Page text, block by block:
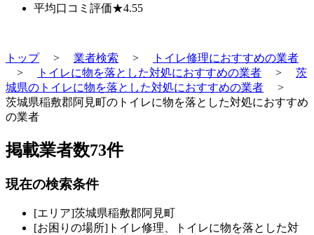
平均口コミ評価★4.55
トップ> 業者検索 >
トイレ修理におすすめの業者
>
トイレに物を落とした対処におすすめの業者 > 茨
城県のトイレに物を落とした対処におすすめの業者 >
茨城県稲敷郡阿見町のトイレに物を落とした対処におすすめ
の業者
掲載業者数73件
現在の検索条件
[エリア]茨城県稲敷郡阿見町
[お困りの場所]トイレ修理、トイレに物を落とした対